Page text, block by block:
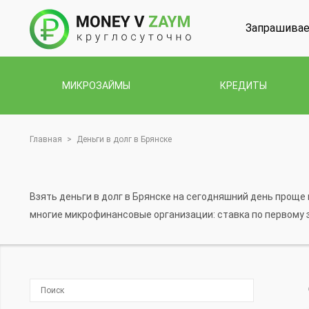
МИКРОЗАЙМЫ КРЕДИТЫ
Главная > Деньги в долг в Брянске
Взять деньги в долг в Брянске на сегодняшний день
многие микрофинансовые организации: ставка по первому